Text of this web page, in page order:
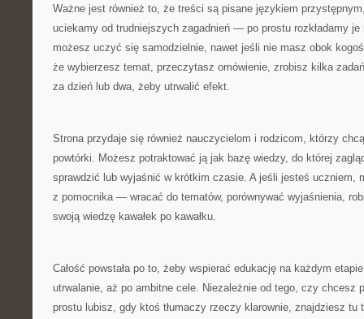
Ważne jest również to, że treści są pisane językiem
uciekamy od trudniejszych zagadnień — po prostu rozkładamy
możesz uczyć się samodzielnie, nawet jeśli nie masz obok
że wybierzesz temat, przeczytasz omówienie, zrobisz kilka
za dzień lub dwa, żeby utrwalić efekt.
Strona przydaje się również nauczycielom i rodzicom, którzy
powtórki. Możesz potraktować ją jak bazę wiedzy, do której
sprawdzić lub wyjaśnić w krótkim czasie. A jeśli jesteś uczniem,
z pomocnika — wracać do tematów, porównywać wyjaśnienia,
swoją wiedzę kawałek po kawałku.
Całość powstała po to, żeby wspierać edukację na każdym
utrwalanie, aż po ambitne cele. Niezależnie od tego, czy chcesz
prostu lubisz, gdy ktoś tłumaczy rzeczy klarownie, znajdziesz tu